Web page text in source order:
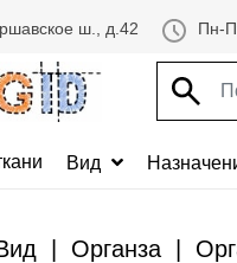
ш., д.42 Пн-
Вид
Органза